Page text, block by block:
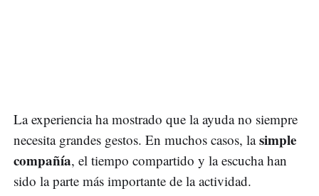
La experiencia ha mostrado que la ayuda no siempre
necesita grandes gestos. En muchos casos, lasimple
compañía, el tiempo compartido y la escucha han
sido la parte más importante de la actividad.